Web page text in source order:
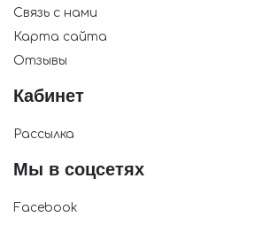
Связь с нами
Карта сайта
Отзывы
Кабинет
Рассылка
Мы в соцсетях
Facebook